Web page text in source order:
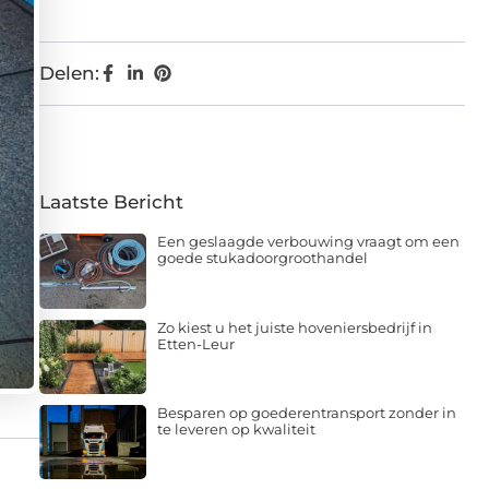
Delen:
Laatste Bericht
Een geslaagde verbouwing vraagt om een
goede stukadoorgroothandel
Zo kiest u het juiste hoveniersbedrijf in
Etten-Leur
Besparen op goederentransport zonder in
te leveren op kwaliteit